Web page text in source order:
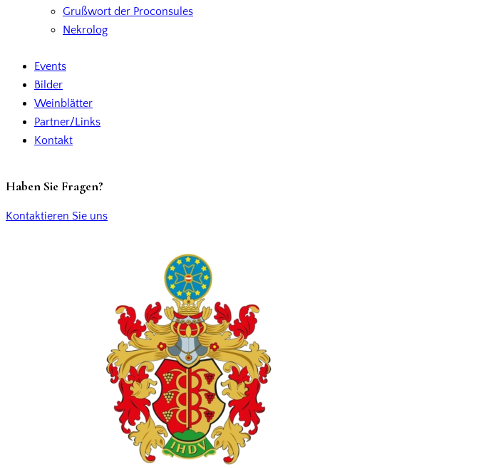
Grußwort der Proconsules
Nekrolog
Events
Bilder
Weinblätter
Partner/Links
Kontakt
Haben Sie Fragen?
Kontaktieren Sie uns